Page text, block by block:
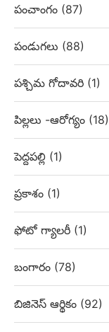
పంచాంగం (87)
పండుగలు (88)
పశ్చిమ గోదావరి (1)
పిల్లలు -ఆరోగ్యం (18)
పెద్దపల్లి (1)
ప్రకాశం (1)
ఫోటో గ్యాలరీ (1)
బంగారం (78)
బిజినెస్ ఆర్థికం (92)